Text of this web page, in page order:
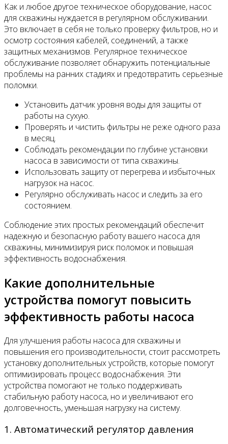
Как и любое другое техническое оборудование, насос
для скважины нуждается в регулярном обслуживании.
Это включает в себя не только проверку фильтров, но и
осмотр состояния кабелей, соединений, а также
защитных механизмов. Регулярное техническое
обслуживание позволяет обнаружить потенциальные
проблемы на ранних стадиях и предотвратить серьезные
поломки.
Установить датчик уровня воды для защиты от
работы на сухую.
Проверять и чистить фильтры не реже одного раза
в месяц.
Соблюдать рекомендации по глубине установки
насоса в зависимости от типа скважины.
Использовать защиту от перегрева и избыточных
нагрузок на насос.
Регулярно обслуживать насос и следить за его
состоянием.
Соблюдение этих простых рекомендаций обеспечит
надежную и безопасную работу вашего насоса для
скважины, минимизируя риск поломок и повышая
эффективность водоснабжения.
Какие дополнительные
устройства помогут повысить
эффективность работы насоса
Для улучшения работы насоса для скважины и
повышения его производительности, стоит рассмотреть
установку дополнительных устройств, которые помогут
оптимизировать процесс водоснабжения. Эти
устройства помогают не только поддерживать
стабильную работу насоса, но и увеличивают его
долговечность, уменьшая нагрузку на систему.
1. Автоматический регулятор давления